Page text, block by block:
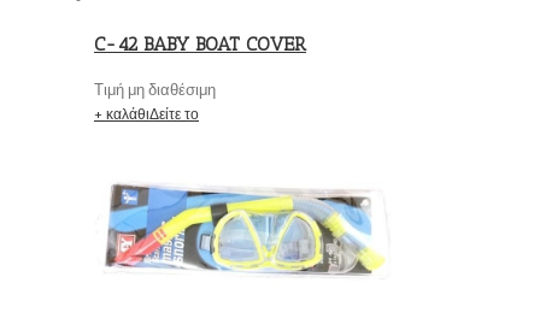
C-42 BABY BOAT COVER
Τιμή μη διαθέσιμη
+ καλάθιΔείτε το